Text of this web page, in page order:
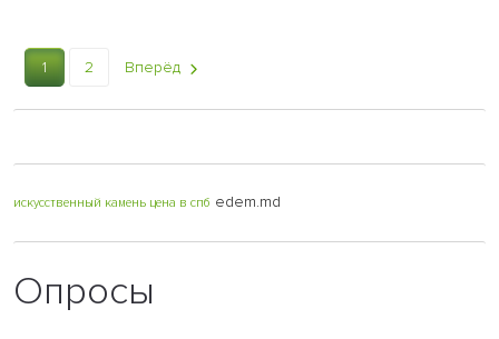
1 2 Вперёд
искусственный камень цена в спб edem.md
Опросы